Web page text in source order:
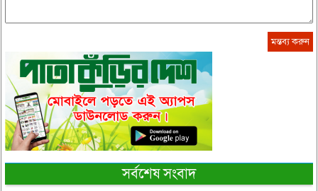
সর্বশেষ সংবাদ